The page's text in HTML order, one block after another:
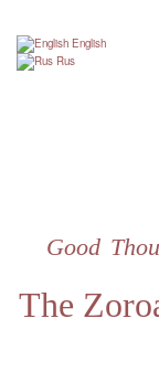
The
Good
English
Rus